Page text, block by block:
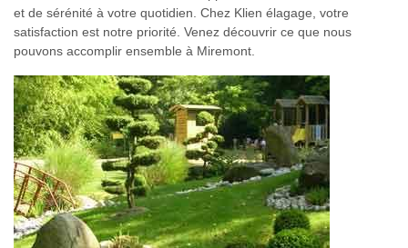
et de sérénité à votre quotidien. Chez Klien élagage, votre
satisfaction est notre priorité. Venez découvrir ce que nous
pouvons accomplir ensemble à Miremont.